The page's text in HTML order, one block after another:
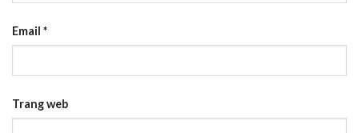
Email *
Trang web